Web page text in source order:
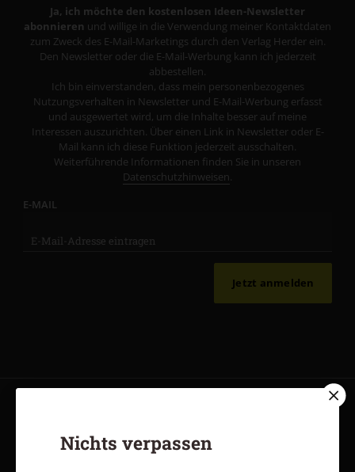
Ja, ich möchte den kostenlosen Ideen-Newsletter
abonnieren und willige in die Verwendung meiner Kontaktdaten
zum Zweck des E-Mail-Marketings durch den Verlag Herder ein.
Den Newsletter oder die E-Mail-Werbung kann ich jederzeit
abbestellen.
Ich bin einverstanden, dass mein personenbezogenes
Nutzungsverhalten in Newsletter und E-Mail-Werbung erfasst
und ausgewertet wird, um die Inhalte besser auf meine
Interessen auszurichten. Über einen Link in Newsletter oder E-
Mail kann ich diese Funktion jederzeit ausschalten.
Weiterführende Informationen finden Sie in unseren
Datenschutzhinweisen.
E-MAIL
Jetzt anmelden
Impressum
Nichts verpassen